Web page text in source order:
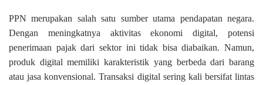
PPN merupakan salah satu sumber utama pendapatan negara.
Dengan meningkatnya aktivitas ekonomi digital, potensi
penerimaan pajak dari sektor ini tidak bisa diabaikan. Namun,
produk digital memiliki karakteristik yang berbeda dari barang
atau jasa konvensional. Transaksi digital sering kali bersifat lintas